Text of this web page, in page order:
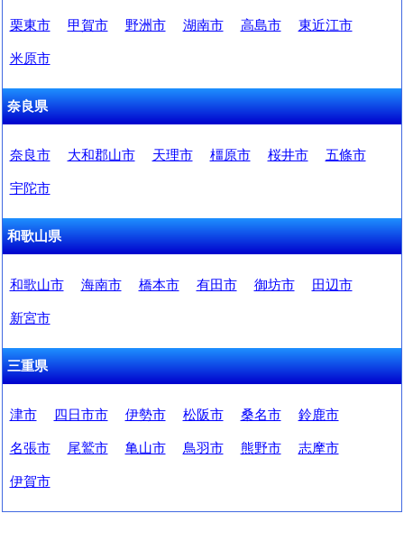
栗東市 甲賀市 野洲市 湖南市 高島市 東近江市
米原市
奈良県
奈良市 大和郡山市 天理市 橿原市 桜井市 五條市
宇陀市
和歌山県
和歌山市 海南市 橋本市 有田市 御坊市 田辺市
新宮市
三重県
津市 四日市市 伊勢市 松阪市 桑名市 鈴鹿市
名張市 尾鷲市 亀山市 鳥羽市 熊野市 志摩市
伊賀市